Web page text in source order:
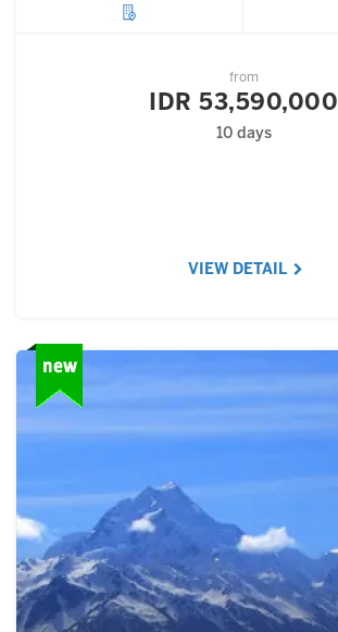
from
IDR 53,590,000
10 days
VIEW DETAIL